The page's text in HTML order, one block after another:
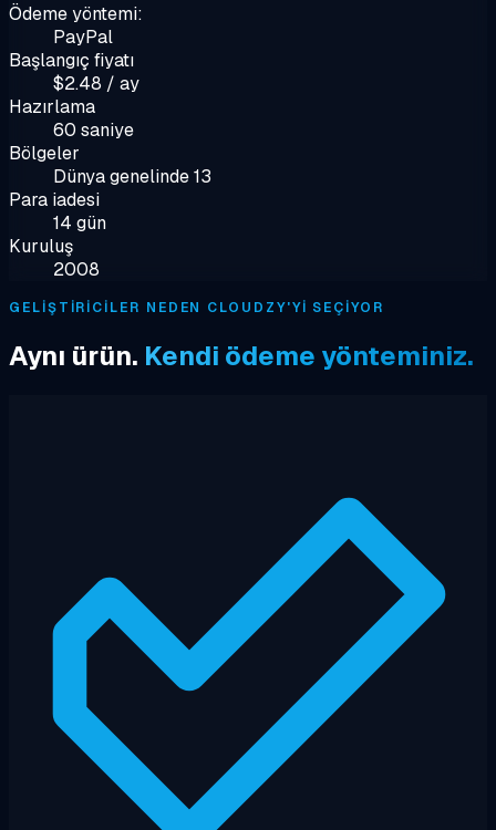
Ödeme yöntemi:
PayPal
Başlangıç fiyatı
$2.48 / ay
Hazırlama
60 saniye
Bölgeler
Dünya genelinde 13
Para iadesi
14 gün
Kuruluş
2008
GELIŞTIRICILER NEDEN CLOUDZY'YI SEÇIYOR
Aynı ürün. Kendi ödeme yönteminiz.